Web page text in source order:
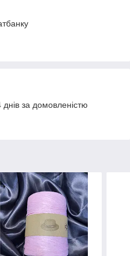
за домовленістю